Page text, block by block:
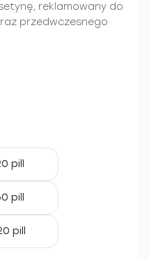
reklamowany do
przedwczesnego
pill
pill
pill